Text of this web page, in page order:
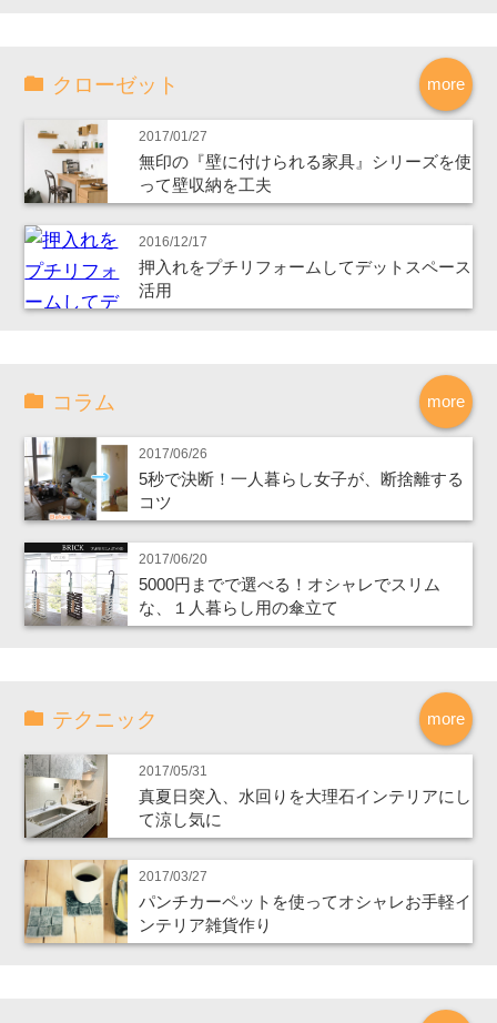
more
クローゼット
2017/01/27
無印の『壁に付けられる家具』シリーズを使
って壁収納を工夫
2016/12/17
押入れをプチリフォームしてデットスペース
活用
more
コラム
2017/06/26
5秒で決断！一人暮らし女子が、断捨離する
コツ
2017/06/20
5000円までで選べる！オシャレでスリム
な、１人暮らし用の傘立て
more
テクニック
2017/05/31
真夏日突入、水回りを大理石インテリアにし
て涼し気に
2017/03/27
パンチカーペットを使ってオシャレお手軽イ
ンテリア雑貨作り